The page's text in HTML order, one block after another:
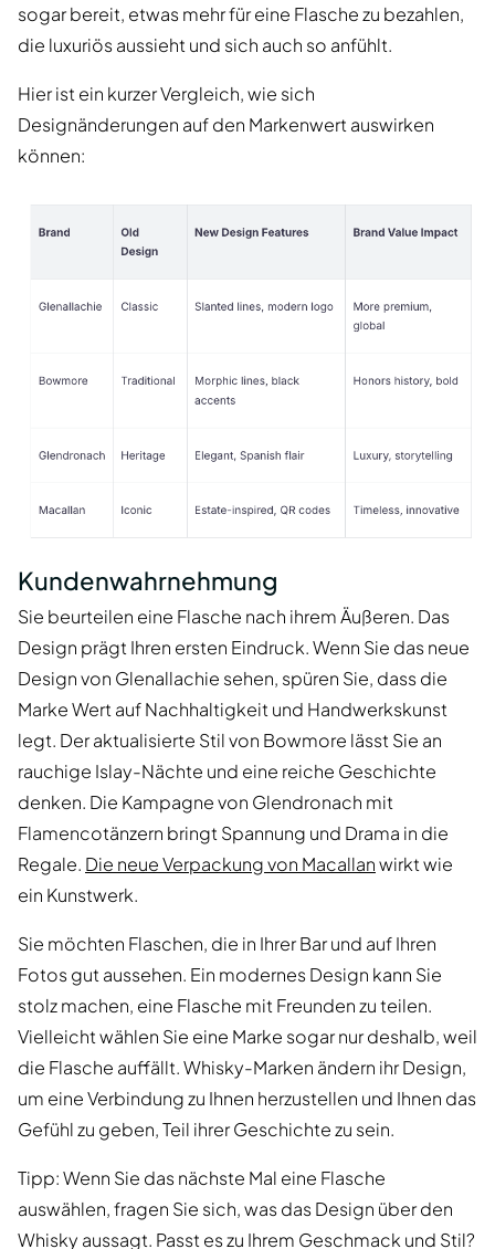
sogar bereit, etwas mehr für eine Flasche zu bezahlen,
die luxuriös aussieht und sich auch so anfühlt.
Hier ist ein kurzer Vergleich, wie sich
Designänderungen auf den Markenwert auswirken
können:
Kundenwahrnehmung
Sie beurteilen eine Flasche nach ihrem Äußeren. Das
Design prägt Ihren ersten Eindruck. Wenn Sie das neue
Design von Glenallachie sehen, spüren Sie, dass die
Marke Wert auf Nachhaltigkeit und Handwerkskunst
legt. Der aktualisierte Stil von Bowmore lässt Sie an
rauchige Islay-Nächte und eine reiche Geschichte
denken. Die Kampagne von Glendronach mit
Flamencotänzern bringt Spannung und Drama in die
Regale. Die neue Verpackung von Macallanwirkt wie
ein Kunstwerk.
Sie möchten Flaschen, die in Ihrer Bar und auf Ihren
Fotos gut aussehen. Ein modernes Design kann Sie
stolz machen, eine Flasche mit Freunden zu teilen.
Vielleicht wählen Sie eine Marke sogar nur deshalb, weil
die Flasche auffällt. Whisky-Marken ändern ihr Design,
um eine Verbindung zu Ihnen herzustellen und Ihnen das
Gefühl zu geben, Teil ihrer Geschichte zu sein.
Tipp: Wenn Sie das nächste Mal eine Flasche
auswählen, fragen Sie sich, was das Design über den
Whisky aussagt. Passt es zu Ihrem Geschmack und Stil?